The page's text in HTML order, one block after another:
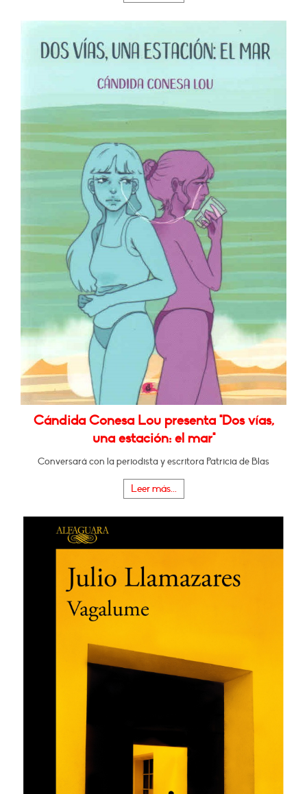
Cándida Conesa Lou presenta "Dos vías,
una estación: el mar"
Conversará con la periodista y escritora Patricia de Blas
Leer más...